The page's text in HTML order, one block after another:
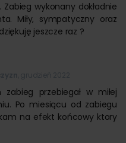
wykonany dokładnie
Miły, sympatyczny oraz
jeszcze raz ?
przebiegał w miłej
Po miesiącu od zabiegu
na efekt końcowy ktory